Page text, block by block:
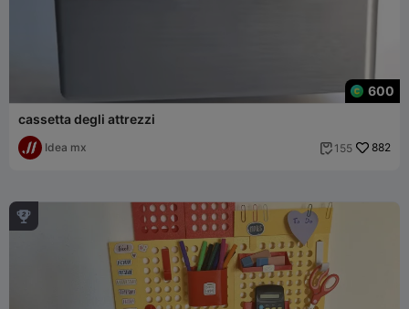
600
cassetta degli attrezzi
Idea mx  155 882
